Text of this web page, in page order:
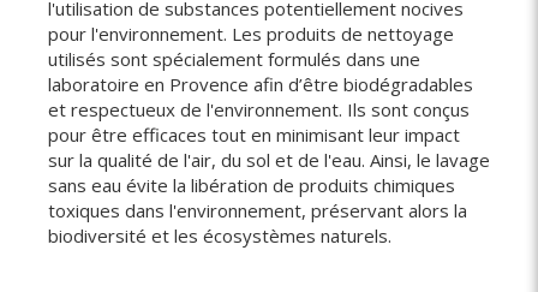
l'utilisation de substances potentiellement nocives
pour l'environnement. Les produits de nettoyage
utilisés sont spécialement formulés dans une
laboratoire en Provence afin d’être biodégradables
et respectueux de l'environnement. Ils sont conçus
pour être efficaces tout en minimisant leur impact
sur la qualité de l'air, du sol et de l'eau. Ainsi, le lavage
sans eau évite la libération de produits chimiques
toxiques dans l'environnement, préservant alors la
biodiversité et les écosystèmes naturels.